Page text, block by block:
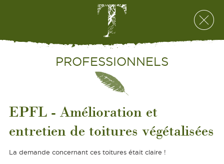
PROFESSIONNELS
EPFL - Amélioration et
entretien de toitures végétalisées
La demande concernant ces toitures était claire !